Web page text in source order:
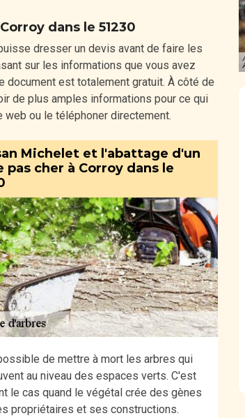
dans le 51230
dresser un devis avant de faire les
sur les informations que vous avez
est totalement gratuit. À côté de
de plus amples informations pour ce qui
ou le téléphoner directement.
Michelet et l'abattage d'un
pas cher à Corroy dans le
de mettre à mort les arbres qui
au niveau des espaces verts. C'est
le cas quand le végétal crée des gènes
propriétaires et ses constructions.